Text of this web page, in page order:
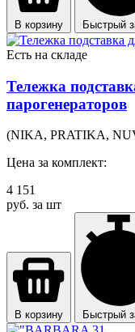
В корзину Быстрый
Есть на складе
Тележка
парогенераторов
(NIKA, PRATIKA,
Цена за комплект:
4 151
руб. за шт
В корзину Быстрый